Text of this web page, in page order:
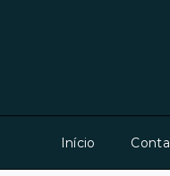
Início